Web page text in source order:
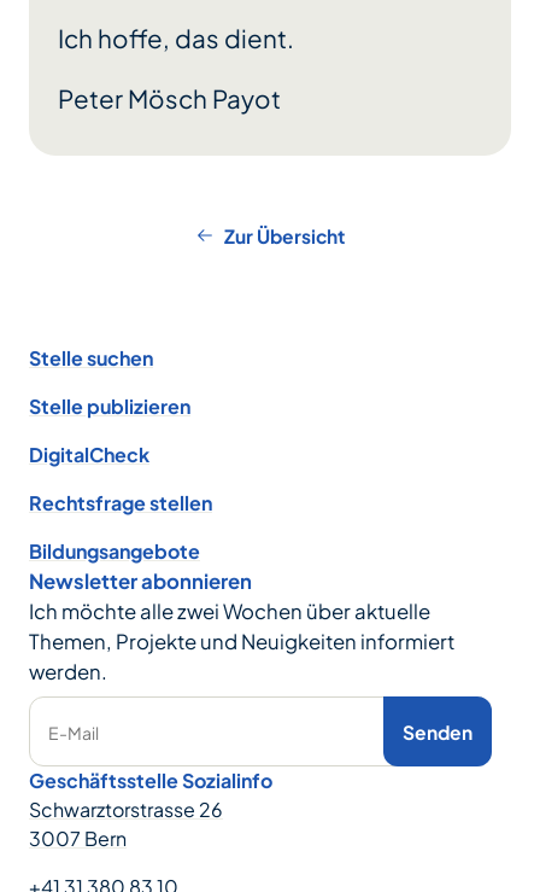
Ich hoffe, das dient.
Peter Mösch Payot
Zur Übersicht
Stelle suchen
Stelle publizieren
DigitalCheck
Rechtsfrage stellen
Bildungsangebote
Newsletter abonnieren
Ich möchte alle zwei Wochen über aktuelle
Themen, Projekte und Neuigkeiten informiert
werden.
E-Mail Senden
Geschäftsstelle Sozialinfo
Schwarztorstrasse 26
3007 Bern
+41 31 380 83 10